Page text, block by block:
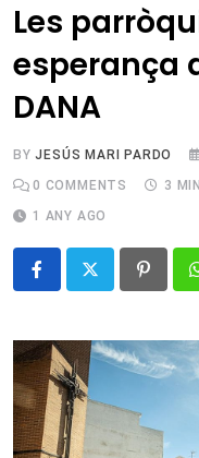
Les
esperança
DANA
BYJESÚS MARI PARDO
0 COMMENTS 3
1 ANY AGO